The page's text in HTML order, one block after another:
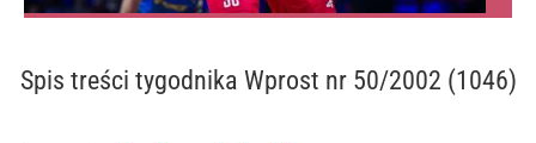
Spis treści tygodnika Wprost nr 50/2002 (1046)